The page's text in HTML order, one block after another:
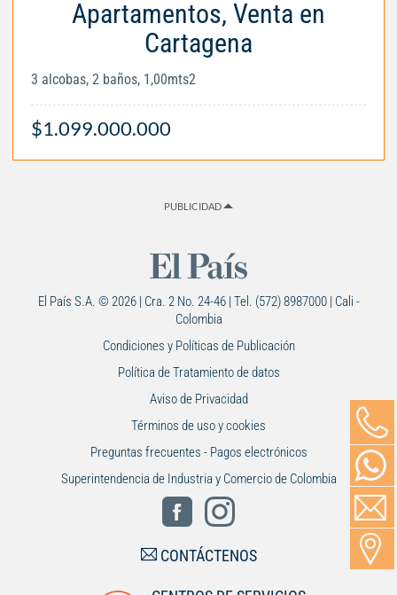
Apartamentos, Venta en
Cartagena
3 alcobas, 2 baños, 1,00mts2
$1.099.000.000
PUBLICIDAD
El País S.A. © 2026 | Cra. 2 No. 24-46 | Tel. (572) 8987000 | Cali -
Colombia
Condiciones y Políticas de Publicación
Política de Tratamiento de datos
Aviso de Privacidad
Términos de uso y cookies
Preguntas frecuentes - Pagos electrónicos
Superintendencia de Industria y Comercio de Colombia
CONTÁCTENOS